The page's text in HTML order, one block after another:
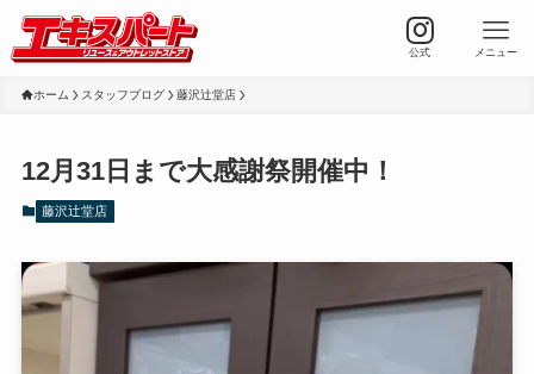
公式 メニュー
ホーム スタッフブログ 藤沢辻堂店
12月31日まで大感謝祭開催中！
藤沢辻堂店